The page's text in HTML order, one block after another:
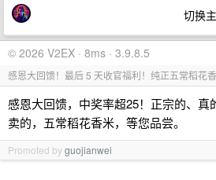
切换
© 2026 V2EX · 8ms · 3.9.8.5
感恩大回馈！最后 5 天收官福利！纯正五常稻花
感恩大回馈，中奖率超25！正宗的、真
卖的，五常稻花香米，等您品尝。
Promoted byguojianwei